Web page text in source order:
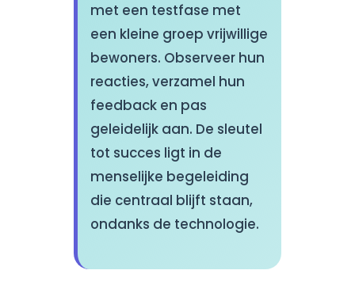
met een testfase met
een kleine groep vrijwillige
bewoners. Observeer hun
reacties, verzamel hun
feedback en pas
geleidelijk aan. De sleutel
tot succes ligt in de
menselijke begeleiding
die centraal blijft staan,
ondanks de technologie.